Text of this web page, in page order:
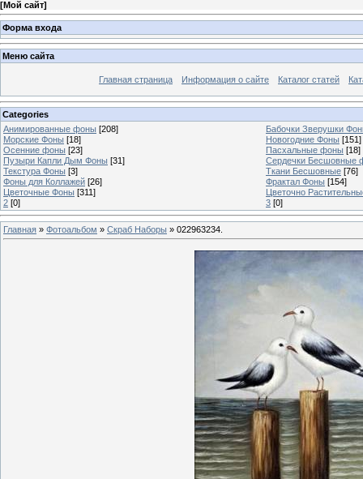
[Мой сайт]
Форма входа
Меню сайта
Главная страница Информация о сайте Каталог статей
Categories
Анимированные фоны [208]
Бабочки Зверушки
Морские Фоны [18] Новогодние Фоны [151]
Осенние фоны [23] Пасхальные фоны [18]
Пузыри Капли Дым Фоны [31]
Сердечки Бесшовные
Текстура Фоны [3] Ткани Бесшовные [76]
Фоны для Коллажей [26] Фрактал Фоны [154]
Цветочные Фоны [311]
Цветочно
2 [0] 3 [0]
Главная » Фотоальбом » Скраб Наборы » 022963234.